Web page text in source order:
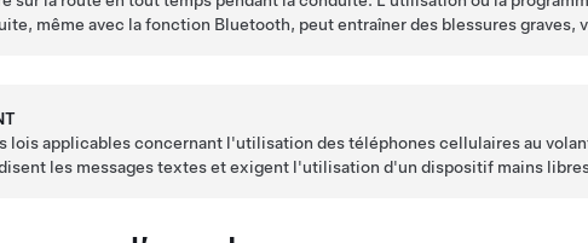
même avec la fonction Bluetooth, peut entraîner des blessures graves,
lois applicables concernant l'utilisation des téléphones cellulaires au
les messages textes et exigent l'utilisation d'un dispositif mains